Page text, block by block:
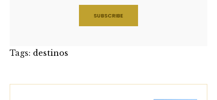
Tags: destinos